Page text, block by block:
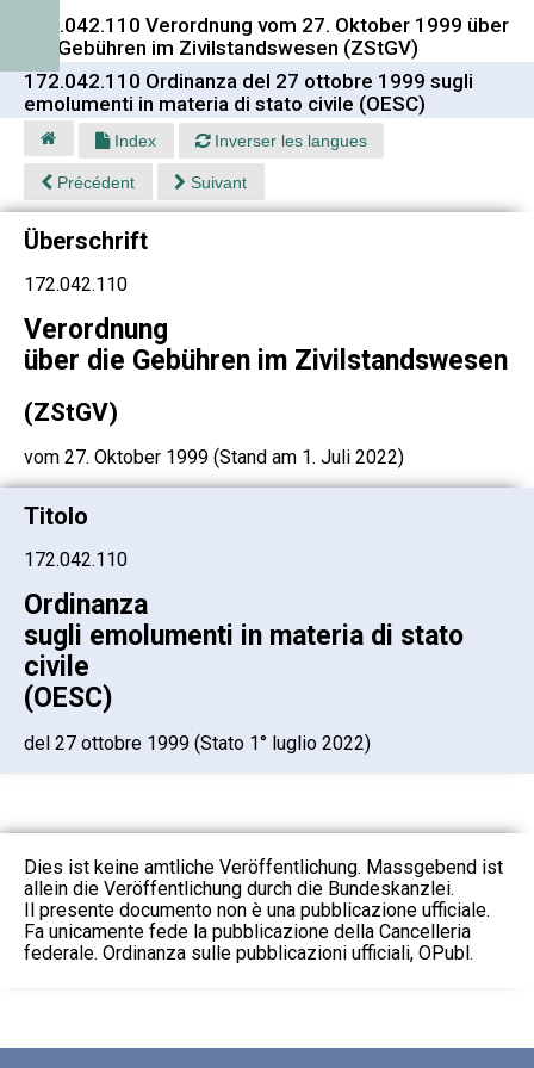
172.042.110 Verordnung vom 27. Oktober 1999 über
die Gebühren im Zivilstandswesen (ZStGV)
172.042.110 Ordinanza del 27 ottobre 1999 sugli
emolumenti in materia di stato civile (OESC)
Index Inverser les langues
Précédent Suivant
Überschrift
172.042.110
Verordnung
über die Gebühren im Zivilstandswesen
(ZStGV)
vom 27. Oktober 1999 (Stand am 1. Juli 2022)
Titolo
172.042.110
Ordinanza
sugli emolumenti in materia di stato
civile
(OESC)
del 27 ottobre 1999 (Stato 1° luglio 2022)
Dies ist keine amtliche Veröffentlichung. Massgebend ist
allein die Veröffentlichung durch die Bundeskanzlei.
Il presente documento non è una pubblicazione ufficiale.
Fa unicamente fede la pubblicazione della Cancelleria
federale. Ordinanza sulle pubblicazioni ufficiali, OPubl.